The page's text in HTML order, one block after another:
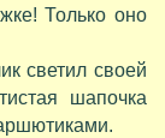
Только оно
светил своей
шапочка